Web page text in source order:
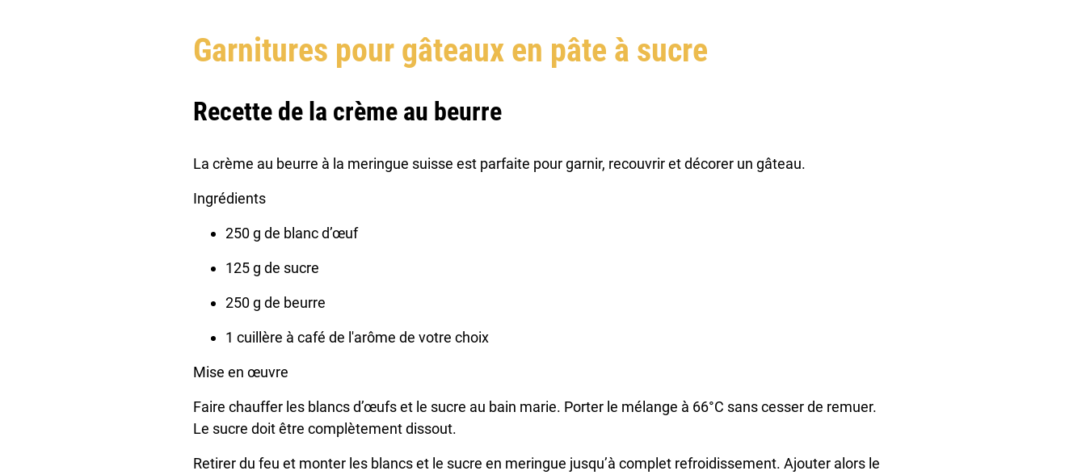
Garnitures pour gâteaux en pâte à sucre
Recette de la crème au beurre
La crème au beurre à la meringue suisse est parfaite pour garnir, recouvrir et décorer un gâteau.
Ingrédients
250 g de blanc d’œuf
125 g de sucre
250 g de beurre
1 cuillère à café de l'arôme de votre choix
Mise en œuvre
Faire chauffer les blancs d’œufs et le sucre au bain marie. Porter le mélange à 66°C sans cesser de remuer.
Le sucre doit être complètement dissout.
Retirer du feu et monter les blancs et le sucre en meringue jusqu’à complet refroidissement. Ajouter alors le